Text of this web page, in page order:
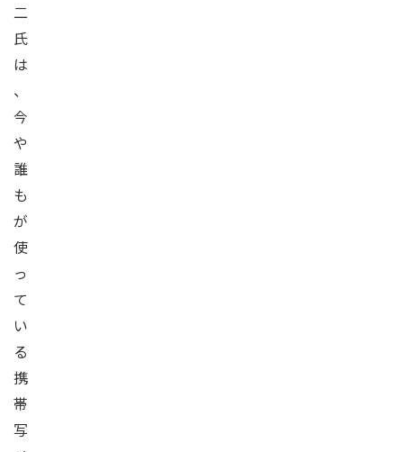
二
氏
は
、
今
や
誰
も
が
使
っ
て
い
る
携
帯
写